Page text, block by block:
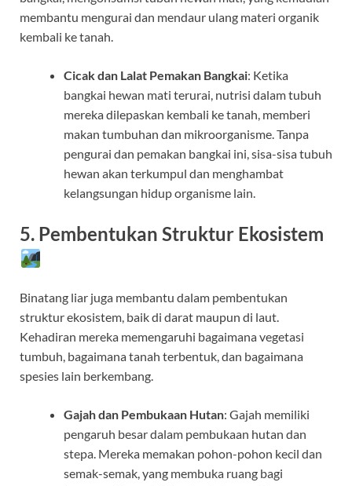
membantu mengurai dan mendaur ulang materi organik
kembali ke tanah.
Cicak dan Lalat Pemakan Bangkai: Ketika
bangkai hewan mati terurai, nutrisi dalam tubuh
mereka dilepaskan kembali ke tanah, memberi
makan tumbuhan dan mikroorganisme. Tanpa
pengurai dan pemakan bangkai ini, sisa-sisa tubuh
hewan akan terkumpul dan menghambat
kelangsungan hidup organisme lain.
5. Pembentukan Struktur Ekosistem
Binatang liar juga membantu dalam pembentukan
struktur ekosistem, baik di darat maupun di laut.
Kehadiran mereka memengaruhi bagaimana vegetasi
tumbuh, bagaimana tanah terbentuk, dan bagaimana
spesies lain berkembang.
Gajah dan Pembukaan Hutan: Gajah memiliki
pengaruh besar dalam pembukaan hutan dan
stepa. Mereka memakan pohon-pohon kecil dan
semak-semak, yang membuka ruang bagi